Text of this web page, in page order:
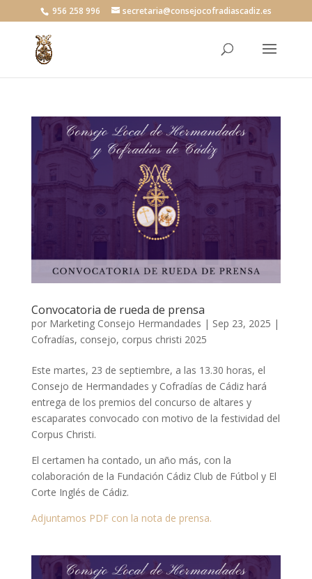
956 258 996 secretaria@consejocofradiascadiz.es
Convocatoria de rueda de prensa
por Marketing Consejo Hermandades | Sep 23, 2025 |
Cofradías, consejo, corpus christi 2025
Este martes, 23 de septiembre, a las 13.30 horas, el
Consejo de Hermandades y Cofradías de Cádiz hará
entrega de los premios del concurso de altares y
escaparates convocado con motivo de la festividad del
Corpus Christi.
El certamen ha contado, un año más, con la
colaboración de la Fundación Cádiz Club de Fútbol y El
Corte Inglés de Cádiz.
Adjuntamos PDF con la nota de prensa.